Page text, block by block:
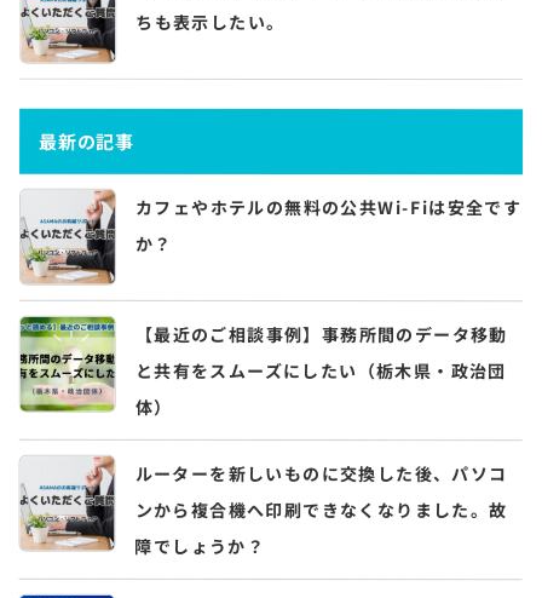
ちも表示したい。
最新の記事
カフェやホテルの無料の公共Wi-Fiは安全です
か？
【最近のご相談事例】事務所間のデータ移動
と共有をスムーズにしたい（栃木県・政治団
体）
ルーターを新しいものに交換した後、パソコ
ンから複合機へ印刷できなくなりました。故
障でしょうか？